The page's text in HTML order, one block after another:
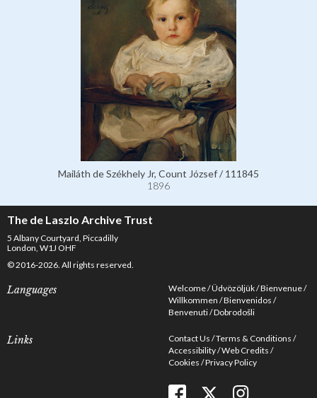
Mailáth de Székhely Jr, Count József / 111845
1896
The de Laszlo Archive Trust
5 Albany Courtyard, Piccadilly
London, W1J OHF
© 2016-2026. All rights reserved.
Languages Welcome Üdvözöljük Bienvenue
Willkommen Bienvenidos
Benvenuti Dobrodošli
Links Contact Us Terms & Conditions
Accessibility Web Credits
Cookies Privacy Policy